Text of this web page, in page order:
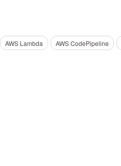
AWS Lambda AWS CodePipeline